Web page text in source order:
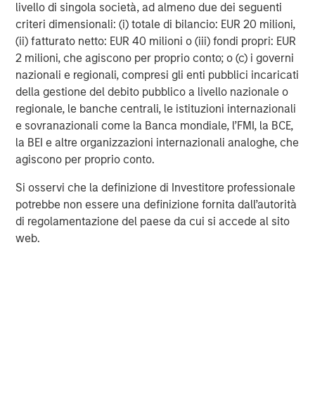
livello di singola società, ad almeno due dei seguenti
criteri dimensionali: (i) totale di bilancio: EUR 20 milioni,
(ii) fatturato netto: EUR 40 milioni o (iii) fondi propri: EUR
2 milioni, che agiscono per proprio conto; o (c) i governi
nazionali e regionali, compresi gli enti pubblici incaricati
della gestione del debito pubblico a livello nazionale o
regionale, le banche centrali, le istituzioni internazionali
e sovranazionali come la Banca mondiale, l’FMI, la BCE,
la BEI e altre organizzazioni internazionali analoghe, che
agiscono per proprio conto.
Si osservi che la definizione di Investitore professionale
potrebbe non essere una definizione fornita dall’autorità
di regolamentazione del paese da cui si accede al sito
web.
ARTICOLO
The MSIM Quantitative Duration
Strategy Model: A Factor-Based
Approach to Managing Interest Rates
Anton Heese and Matas Vala explore the
Quantitative Duration Strategy Model, one of the
proprietary tools the team uses to enhance their
investment process, as it helps provide structure
and rigour with identifying and processing
relevant and important data.